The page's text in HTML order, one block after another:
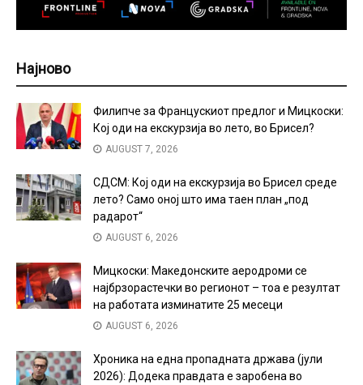
Најново
Филипче за Францускиот предлог и Мицкоски:
Кој оди на екскурзија во лето, во Брисел?
AUGUST 7, 2026
СДСМ: Кој оди на екскурзија во Брисел среде
лето? Само оној што има таен план „под
радарот“
AUGUST 6, 2026
Мицкоски: Македонските аеродроми се
најбрзорастечки во регионот – тоа е резултат
на работата изминатите 25 месеци
AUGUST 6, 2026
Хроника на една пропадната држава (јули
2026): Додека правдата е заробена во